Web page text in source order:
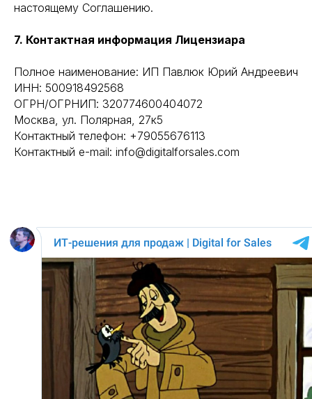
настоящему Соглашению.
7. Контактная информация Лицензиара
Полное наименование: ИП Павлюк Юрий Андреевич
ИНН: 500918492568
ОГРН/ОГРНИП: 320774600404072
Москва, ул. Полярная, 27к5
Контактный телефон: +79055676113
Контактный e-mail: info@digitalforsales.com